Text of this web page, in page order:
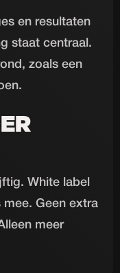
en resultaten
staat centraal.
zoals een
White label
Geen extra
meer